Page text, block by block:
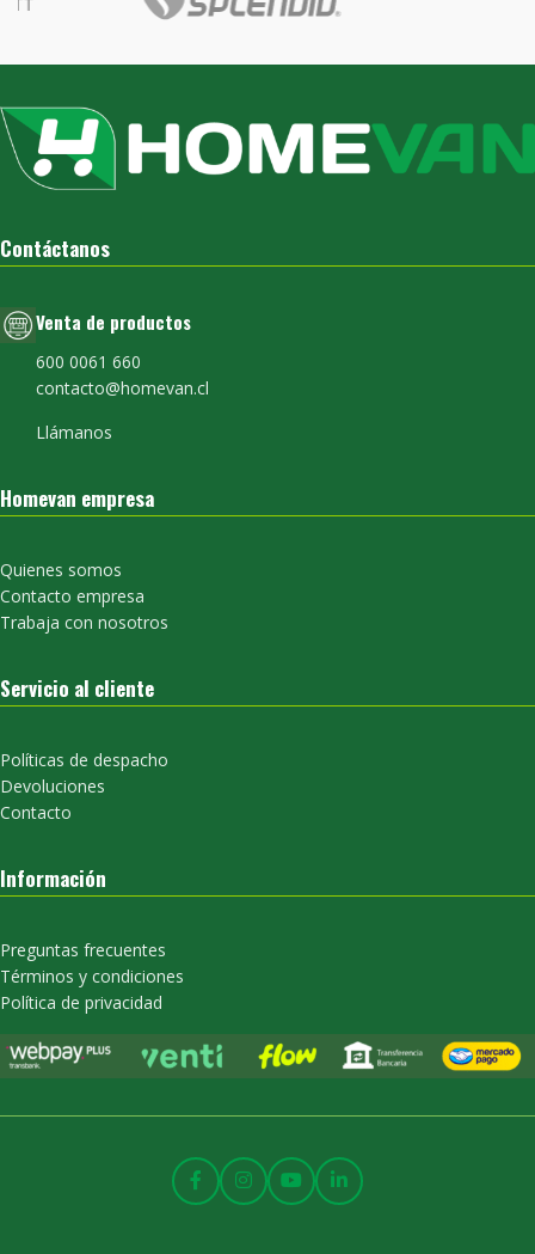
Contáctanos
Venta de productos
600 0061 660
contacto@homevan.cl
Llámanos
Homevan empresa
Quienes somos
Contacto empresa
Trabaja con nosotros
Servicio al cliente
Políticas de despacho
Devoluciones
Contacto
Información
Preguntas frecuentes
Términos y condiciones
Política de privacidad